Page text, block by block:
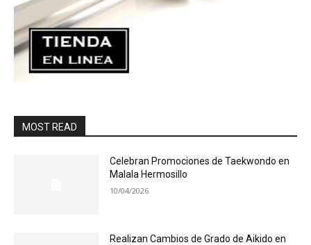
MOST READ
Celebran Promociones de Taekwondo en
Malala Hermosillo
10/04/2026
Realizan Cambios de Grado de Aikido en